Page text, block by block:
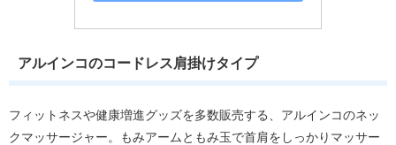
アルインコのコードレス肩掛けタイプ
フィットネスや健康増進グッズを多数販売する、アルインコのネッ
クマッサージャー。もみアームともみ玉で首肩をしっかりマッサー